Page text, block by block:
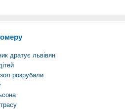
дратує львівян
розрубали